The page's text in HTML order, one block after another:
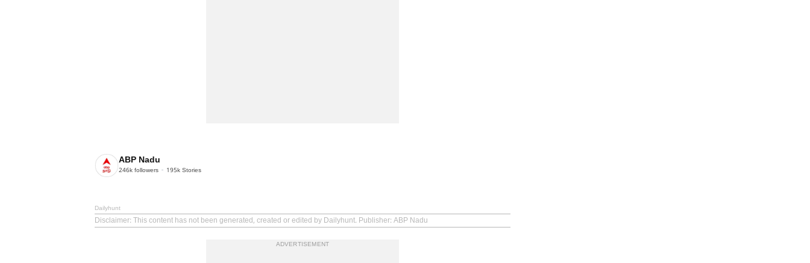
ABP Nadu
246k followers 195k Stories
Dailyhunt
Disclaimer: This content has not been generated, created or edited by Dailyhunt. Publisher: ABP Nadu
ADVERTISEMENT